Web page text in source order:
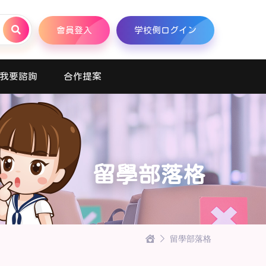
會員登入 学校側ログイン
我要諮詢 合作提案
留學部落格
留學部落格